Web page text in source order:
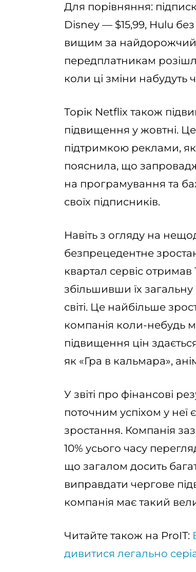
Для порівняння:
Disney — $15,99, Hulu
вищим за найдорожчий
передплатникам
коли ці зміни набудуть
Торік Netflix також
підвищення у жовтні.
підтримкою реклами,
пояснила, що
на програмування та
своїх підписників.
Навіть з огляду на
безпрецедентне
квартал сервіс
збільшивши їх загальну
світі. Це найбільше
компанія коли-небудь
підвищення цін
як «Гра в кальмара»,
У звіті про фінансові
поточним успіхом у неї
зростання. Компанія
10% усього часу
що загалом досить
виправдати чергове
компанія має такий
Читайте також на ProIT:
дивитися легально